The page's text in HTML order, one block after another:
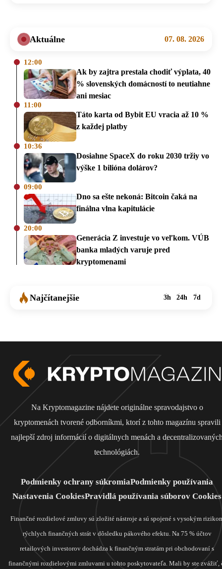
Aktuálne 07. 08. 2026
12:00
Ak by zajtra prestala chodiť výplata, 40
% slovenských domácností to neutiahne
ani mesiac
11:00
Táto karta od Bybit EU vracia až 10 %
z každej platby
10:36
Dosiahne SpaceX do roku 2030 tržiy vo
výške 1 bilióna dolárov?
09:00
Dno sa ešte nekoná: Bitcoin čaká na
finálna vlna kapitulácie
20:00
Generácia Z investuje vo veľkom. VÚB
banka mladých varuje pred
kryptomenami
Najčítanejšie 3h 24h 7d
Na Kryptomagazine nájdete originálne spravodajstvo o
kryptomenách tvorené odborníkmi, ktorí z tohto magazínu spravili
najlepší zdroj informácií o digitálnych menách a
technológiách.
Podmienky ochrany súkromiaPodmienky používania
Nastavenia CookiesPravidlá používania súborov Cookies
Finančné rozdielové zmluvy sú zložité nástroje a sú spojené s vysokým
rýchlych finančných strát v dôsledku pákového efektu. Na 75 % účtov
retailových investorov dochádza k finančným stratám pri obchodovaní s
finančnými rozdielovými zmluvami u tohto poskytovateľa. Mali by ste zvážiť,